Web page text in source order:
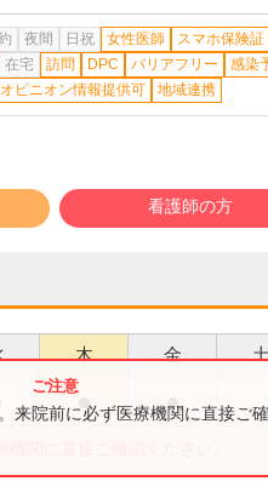
夜間 日祝 女性医師 スマホ保険証
在宅 訪問 DPC バリアフリー
感染
ピニオン情報提供可 地域連携
看護師の方
木 金
● ●
関に直接ご確認ください。
院前に必ず医療機関に直接ご確